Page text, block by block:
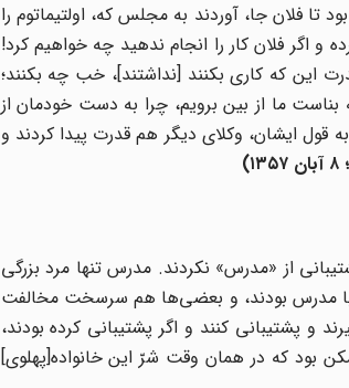
فلان جا، آوردند به مجلس که، اولتیماتوم را
اگر فلان کار را انجام ندهید چه خواهیم کرد!
این که کاری بکنند [نداشتند]، خب چه بکنند؛
ما از بین برویم، چرا به دست خودمان از
قول ایشان، وکلای دیگر هم قدرت پیدا کردند و
)
از «مدرس» نکردند. مدرس تنها مرد بزرگی
با مدرس بودند، و بعضی‌ها هم سرسخت مخالفت
پشتیبانی کنند و اگر پشتیبانی کرده بودند،
که در همان وقت شرّ این خانواده[پهلوی]